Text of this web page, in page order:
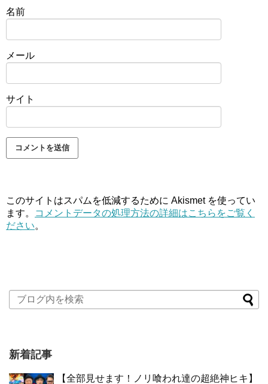
名前
メール
サイト
このサイトはスパムを低減するために Akismet を使ってい
ます。
コメントデータの処理方法の詳細はこちらをご覧く
ださい。
新着記事
【全部見せます！ノリ喰われ達の超絶神ヒキ】